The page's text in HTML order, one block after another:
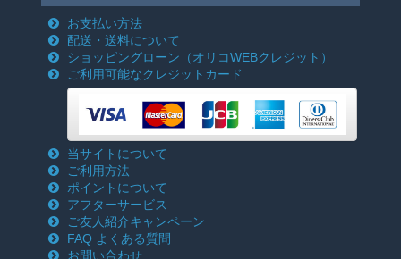
お支払い方法
配送・送料について
ショッピングローン （オリコWEBクレジット）
ご利用可能なクレジットカード
当サイトについて
ご利用方法
ポイントについて
アフターサービス
ご友人紹介キャンペーン
FAQ よくある質問
お問い合わせ